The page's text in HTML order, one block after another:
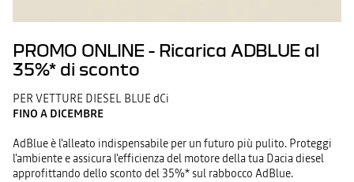
PROMO ONLINE - Ricarica ADBLUE al
35%* di sconto
PER VETTURE DIESEL BLUE dCi
FINO A DICEMBRE
AdBlue è l'alleato indispensabile per un futuro più pulito. Proteggi
l'ambiente e assicura l'efficienza del motore della tua Dacia diesel
approfittando dello sconto del 35%* sul rabbocco AdBlue.